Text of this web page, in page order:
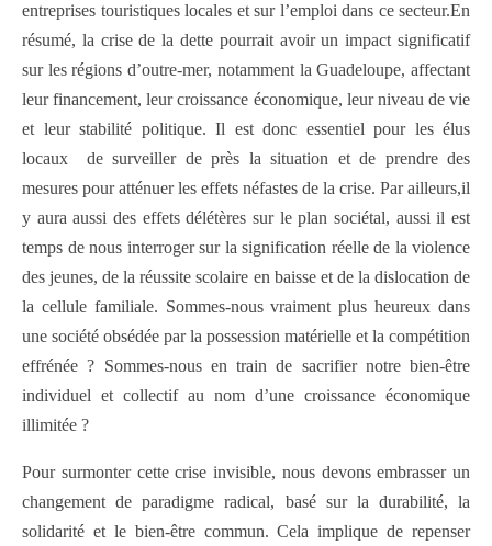
entreprises touristiques locales et sur l’emploi dans ce secteur.En
résumé, la crise de la dette pourrait avoir un impact significatif
sur les régions d’outre-mer, notamment la Guadeloupe, affectant
leur financement, leur croissance économique, leur niveau de vie
et leur stabilité politique. Il est donc essentiel pour les élus
locaux de surveiller de près la situation et de prendre des
mesures pour atténuer les effets néfastes de la crise. Par ailleurs,il
y aura aussi des effets délétères sur le plan sociétal, aussi il est
temps de nous interroger sur la signification réelle de la violence
des jeunes, de la réussite scolaire en baisse et de la dislocation de
la cellule familiale. Sommes-nous vraiment plus heureux dans
une société obsédée par la possession matérielle et la compétition
effrénée ? Sommes-nous en train de sacrifier notre bien-être
individuel et collectif au nom d’une croissance économique
illimitée ?
Pour surmonter cette crise invisible, nous devons embrasser un
changement de paradigme radical, basé sur la durabilité, la
solidarité et le bien-être commun. Cela implique de repenser